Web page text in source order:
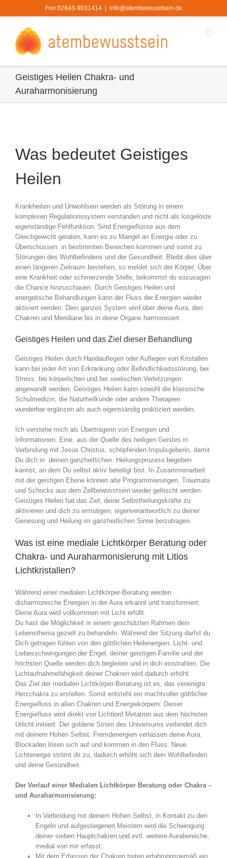
Inhalt
Fon 02643-9031414 info@atembewusstsein.de
Geistiges Heilen Chakra- und
Auraharmonisierung
Was bedeutet Geistiges
Heilen
Krankheiten und Unwohlsein werden als Störung in einem
komplexen Regulationssystem verstanden und nicht als losgelöste
eigenständige Fehlfunktion. Sind Energieflüsse aus dem
Gleichgewicht geraten, kann es zu Mangel an Energie oder zu
Überschüssen in bestimmten Bereichen kommen und somit zu
Störungen des Wohlbefindens und der Gesundheit. Bleibt dies über
einen längeren Zeitraum bestehen, so meldet sich der Körper. Über
eine Krankheit oder schmerzende Stelle, bekommst du sozusagen
die Chance hinzuschauen. Durch Geistiges Heilen und
energetische Behandlungen kann der Fluss der Energien wieder
aktiviert werden. Dein ganzes System wird über deine Aura, den
Chakren und Meridiane bis in deine Organe harmonisiert.
Geistiges Heilen und das Ziel dieser Behandlung
Geistiges Heilen durch Handauflegen oder Auflegen von Kristallen
kann bei jeder Art von Erkrankung oder Befindlichkeitsstörung, bei
Stress, bei körperlichen und bei seelischen Verletzungen
angewandt werden. Geistiges Heilen kann sowohl die klassische
Schulmedizin, die Naturheilkunde oder andere Therapien
wunderbar ergänzen als auch eigenständig praktiziert werden.
Ich verstehe mich als Überträgerin von Energien und
Informationen. Eine, aus der Quelle des heiligen Geistes in
Verbindung mit Jesus Christus, schöpfenden Impulsgeberin, damit
Du dich in deinen ganzheitlichen Heilungsprozess begeben
kannst, an dem Du selbst aktiv beteiligt bist. In Zusammenarbeit
mit der geistigen Ebene können alte Programmierungen, Traumata
und Schocks aus dem Zellbewusstsein wieder gelöscht werden.
Geistiges Heilen hat das Ziel, deine Selbstheilungskräfte zu
aktivieren und dich zu ermutigen, eigenverantwortlich zu deiner
Genesung und Heilung im ganzheitlichen Sinne beizutragen.
Was ist eine mediale Lichtkörper Beratung oder
Chakra- und Auraharmonisierung mit Litios
Lichtkristallen?
Während einer medialen Lichtkörper-Beratung werden
disharmonische Energien in der Aura erkannt und transformiert.
Deine Aura wird vollkommen mit Licht erfüllt.
Du hast die Möglichkeit in einem geschützten Rahmen dein
Lebensthema gezielt zu behandeln. Während der Sitzung darfst du
Dich getragen fühlen von den göttlichen Heilenergien. Licht- und
Liebesschwingungen der Engel, deiner geistigen Familie und der
höchsten Quelle werden dich begleiten und in dich einstrahlen. Die
Lichtaufnahmefähigkeit deiner Chakren wird dadurch erhöht.
Das Ziel der medialen Lichtkörper-Beratung ist es, das vereinigte
Herzchakra zu erstellen. Somit entsteht ein machtvoller göttlicher
Energiefluss in allen Chakren und Energiekörpern. Dieser
Energiefluss wird direkt von Lichtlord Metatron aus dem höchsten
Urlicht initiiert. Der goldene Strom des Universums verbindet dich
mit deinem Hohen Selbst. Fremdenergien verlassen deine Aura.
Blockaden lösen sich auf und kommen in den Fluss. Neue
Lichtenergie strömt dir zu, dadurch erhöht sich dein Wohlbefinden
und deine Gesundheit.
Der Verlauf einer Medialen Lichtkörper Beratung oder Chakra –
und Auraharmonisierung:
In Verbindung mit deinem Hohen Selbst, in Kontakt zu den
Engeln und aufgestiegenen Meistern wird die Schwingung
deiner sieben Hauptchakren und evtl. weitere Aurabereiche,
medial von mir erfasst.
Mit dem Erfassen der Chakren treten erfahrungsgemäß ein